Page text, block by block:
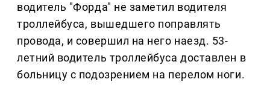
водитель "Форда" не заметил водителя
троллейбуса, вышедшего поправлять
провода, и совершил на него наезд. 53-
летний водитель троллейбуса доставлен в
больницу с подозрением на перелом ноги.